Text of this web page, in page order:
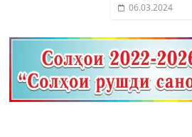
06.03.2024